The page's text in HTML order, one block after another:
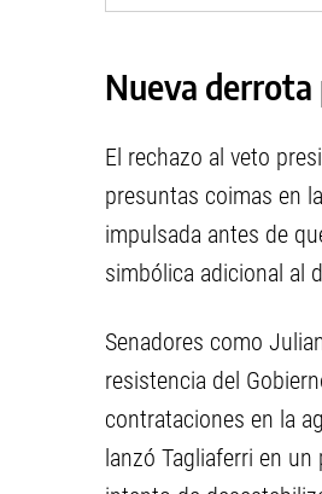
Nueva
El rechazo al veto
presuntas coimas en
impulsada antes de
simbólica adicional al
Senadores como
resistencia del
contrataciones en la
lanzó Tagliaferri en